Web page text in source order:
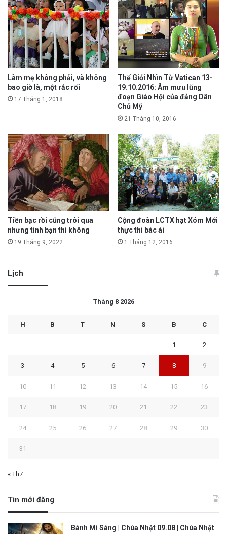
Làm mẹ không phải, và không
bao giờ là, một rắc rối
17 Tháng 1, 2018
Thế Giới Nhìn Từ Vatican 13-
19.10.2016: Âm mưu lũng
đoạn Giáo Hội của đảng Dân
Chủ Mỹ
21 Tháng 10, 2016
Tiền bạc rồi cũng trôi qua
nhưng tình bạn thì không
19 Tháng 9, 2022
Cộng đoàn LCTX hạt Xóm Mới
thực thi bác ái
1 Tháng 12, 2016
Lịch
Tháng 8 2026
H B T N S B C
1 2
3 4 5 6 7 8 9
10 11 12 13 14 15 16
17 18 19 20 21 22 23
24 25 26 27 28 29 30
31
« Th7
Tin mới đăng
Bánh Mì Sáng | Chúa Nhật 09.08 | Chúa Nhật